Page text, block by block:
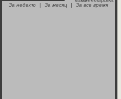
"Аркадий Коц" на
эгалите-фесте "Не
За неделю
| За месяц | За все время